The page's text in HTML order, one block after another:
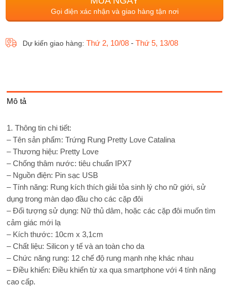
Gọi điện xác nhận và giao hàng tận nơi
Dự kiến giao hàng: Thứ 2, 10/08 - Thứ 5, 13/08
Mô tả
1. Thông tin chi tiết:
– Tên sản phẩm: Trứng Rung Pretty Love Catalina
– Thương hiệu: Pretty Love
– Chống thâm nước: tiêu chuẩn IPX7
– Nguồn điện: Pin sạc USB
– Tính năng: Rung kích thích giải tỏa sinh lý cho nữ giới, sử
dụng trong màn dạo đầu cho các cặp đôi
– Đối tượng sử dụng: Nữ thủ dâm, hoặc các cặp đôi muốn tìm
cảm giác mới lạ
– Kích thước: 10cm x 3,1cm
– Chất liệu: Silicon y tế và an toàn cho da
– Chức năng rung: 12 chế độ rung mạnh nhẹ khác nhau
– Điều khiển: Điều khiển từ xa qua smartphone với 4 tính năng
cao cấp.